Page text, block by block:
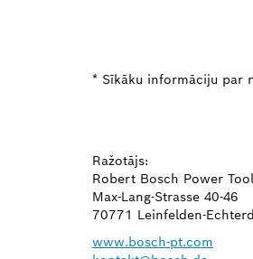
* Sīkāku informāciju par
Ražotājs:
Robert Bosch Power
Max-Lang-Strasse 40-46
70771 Leinfelden-
www.bosch-pt.com